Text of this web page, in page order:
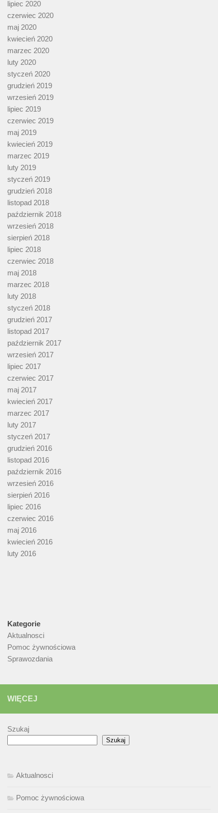
lipiec 2020
czerwiec 2020
maj 2020
kwiecień 2020
marzec 2020
luty 2020
styczeń 2020
grudzień 2019
wrzesień 2019
lipiec 2019
czerwiec 2019
maj 2019
kwiecień 2019
marzec 2019
luty 2019
styczeń 2019
grudzień 2018
listopad 2018
październik 2018
wrzesień 2018
sierpień 2018
lipiec 2018
czerwiec 2018
maj 2018
marzec 2018
luty 2018
styczeń 2018
grudzień 2017
listopad 2017
październik 2017
wrzesień 2017
lipiec 2017
czerwiec 2017
maj 2017
kwiecień 2017
marzec 2017
luty 2017
styczeń 2017
grudzień 2016
listopad 2016
październik 2016
wrzesień 2016
sierpień 2016
lipiec 2016
czerwiec 2016
maj 2016
kwiecień 2016
luty 2016
Kategorie
Aktualnosci
Pomoc żywnościowa
Sprawozdania
WIĘCEJ
Szukaj
Szukaj
Aktualnosci
Pomoc żywnościowa